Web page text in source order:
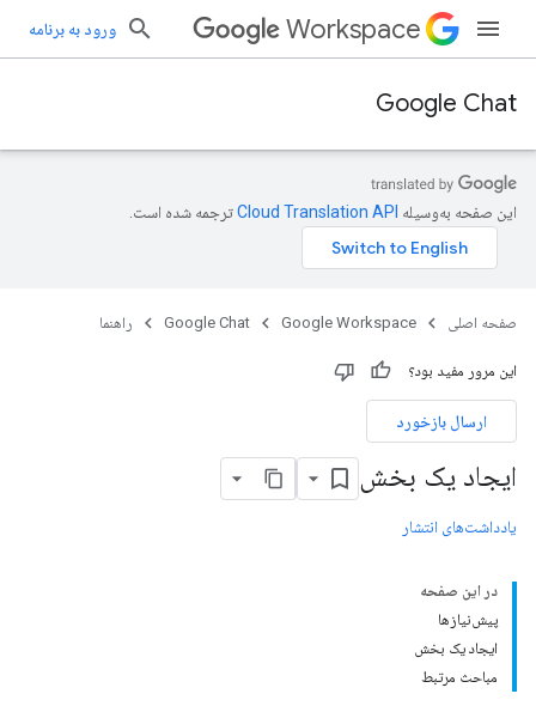
Workspace ورود به برنامه
Google Chat
این صفحه به‌وسیله ترجمه شده است.
صفحه اصلی Google Workspace
Google Chat راهنما
این مرور مفید بود؟
ارسال بازخورد
ایجاد یک بخش
یادداشت‌های انتشار
در این صفحه
پیش‌نیازها
ایجاد یک بخش
مباحث مرتبط